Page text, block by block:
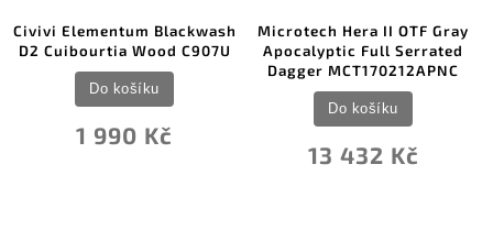
Civivi Elementum Blackwash
D2 Cuibourtia Wood C907U
1 990 Kč
Do košíku
Microtech Hera II OTF Gray
Apocalyptic Full Serrated
Dagger MCT170212APNC
13 432 Kč
Do košíku